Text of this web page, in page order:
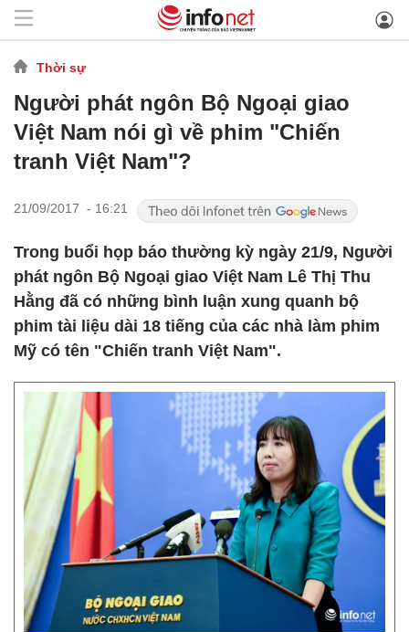
Thời sự
Người phát ngôn Bộ Ngoại giao
Việt Nam nói gì về phim "Chiến
tranh Việt Nam"?
21/09/2017 - 16:21
Trong buổi họp báo thường kỳ ngày 21/9, Người
phát ngôn Bộ Ngoại giao Việt Nam Lê Thị Thu
Hằng đã có những bình luận xung quanh bộ
phim tài liệu dài 18 tiếng của các nhà làm phim
Mỹ có tên "Chiến tranh Việt Nam".